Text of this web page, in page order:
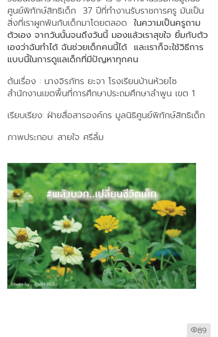
ศูนย์พิทักษ์สิทธิเด็ก 37 ปีที่ทำงานรับราชการครู มันเป็น
สิ่งที่เราผูกพันกับเด็กมาโดยตลอด ในความเป็นครูถาม
ตัวเอง จากวันนั้นจนถึงวันนี้ มองแล้วเราสุขใจ ยิ้มกับตัว
เองว่าฉันทำได้ ฉันช่วยเด็กคนนี้ได้ และเราก็จะใช้วิธีการ
แบบนี้ในการดูแลเด็กที่มีปัญหาทุกคน
ต้นเรื่อง : นางจิรภัทร ยะจา โรงเรียนบ้านห้วยไซ
สำนักงานเขตพื้นที่การศึกษาประถมศึกษาลำพูน เขต 1
เรียบเรียง: ฝ่ายสื่อสารองค์กร มูลนิธิศูนย์พิทักษ์สิทธิเด็ก
ภาพประกอบ: สายใจ ศรีลิ้ม
89